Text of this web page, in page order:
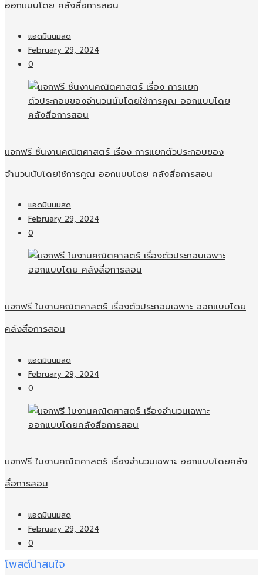
ออกแบบโดย คลังสื่อการสอน
แอดมินนมสด
February 29, 2024
0
แจกฟรี ชิ้นงานคณิตศาสตร์ เรื่อง การแยกตัวประกอบของ
จำนวนนับโดยใช้การคูณ ออกแบบโดย คลังสื่อการสอน
แอดมินนมสด
February 29, 2024
0
แจกฟรี ใบงานคณิตศาสตร์ เรื่องตัวประกอบเฉพาะ ออกแบบโดย
คลังสื่อการสอน
แอดมินนมสด
February 29, 2024
0
แจกฟรี ใบงานคณิตศาสตร์ เรื่องจำนวนเฉพาะ ออกแบบโดยคลัง
สื่อการสอน
แอดมินนมสด
February 29, 2024
0
โพสต์น่าสนใจ